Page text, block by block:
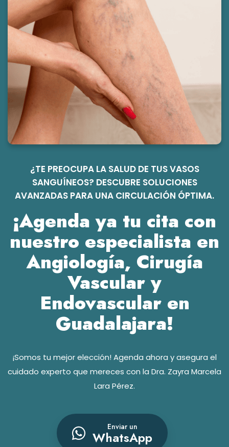
¿TE PREOCUPA LA SALUD DE TUS VASOS
SANGUÍNEOS? DESCUBRE SOLUCIONES
AVANZADAS PARA UNA CIRCULACIÓN ÓPTIMA.
¡Agenda ya tu cita con
nuestro especialista en
Angiología, Cirugía
Vascular y
Endovascular en
Guadalajara!
¡Somos tu mejor elección! Agenda ahora y asegura el
cuidado experto que mereces con la Dra. Zayra Marcela
Lara Pérez.
Enviar un
WhatsApp